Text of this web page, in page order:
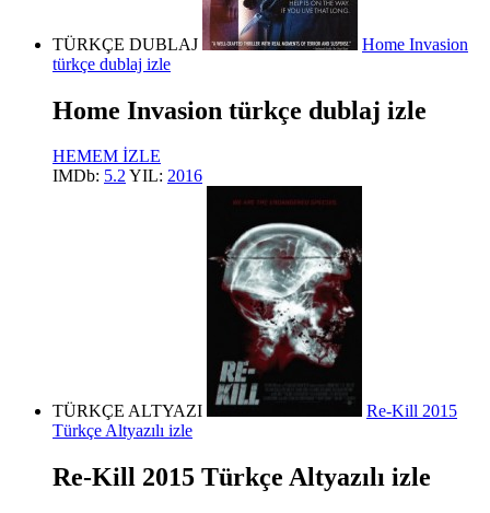
TÜRKÇE DUBLAJ
Home Invasion
türkçe dublaj izle
Home Invasion türkçe dublaj izle
HEMEM İZLE
IMDb: 5.2YIL: 2016
TÜRKÇE ALTYAZI
Re-Kill 2015
Türkçe Altyazılı izle
Re-Kill 2015 Türkçe Altyazılı izle